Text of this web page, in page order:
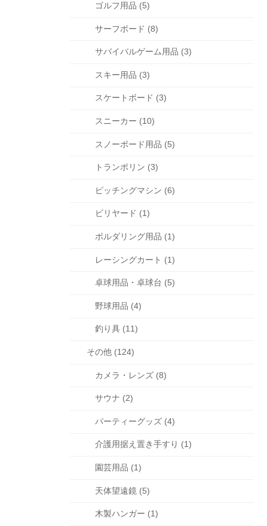
ゴルフ用品 (5)
サーフボード (8)
サバイバルゲーム用品 (3)
スキー用品 (3)
スケートボード (3)
スニーカー (10)
スノーボード用品 (5)
トランポリン (3)
ピッチングマシン (6)
ビリヤード (1)
ボルダリング用品 (1)
レーシングカート (1)
卓球用品・卓球台 (5)
野球用品 (4)
釣り具 (11)
その他 (124)
カメラ・レンズ (8)
サウナ (2)
パーティーグッズ (4)
介護用据え置き手すり (1)
園芸用品 (1)
天体望遠鏡 (5)
木製ハンガー (1)